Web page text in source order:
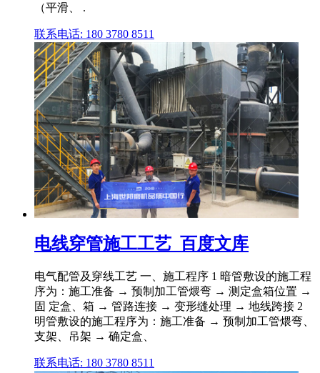
（平滑、 .
联系电话: 180 3780 8511
电线穿管施工工艺_百度文库
电气配管及穿线工艺 一、施工程序 1 暗管敷设的施工程
序为：施工准备 → 预制加工管煨弯 → 测定盒箱位置 →
固 定盒、箱 → 管路连接 → 变形缝处理 → 地线跨接 2
明管敷设的施工程序为：施工准备 → 预制加工管煨弯、
支架、吊架 → 确定盒、
联系电话: 180 3780 8511